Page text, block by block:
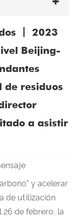
丨 2023
Beijing-
residuos
a asistir
y acelerar
de utilización
26 de febrero, la